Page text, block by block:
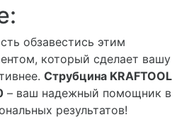
обзавестись этим
который сделает вашу
Струбцина KRAFTOOL
– ваш надежный помощник в
результатов!